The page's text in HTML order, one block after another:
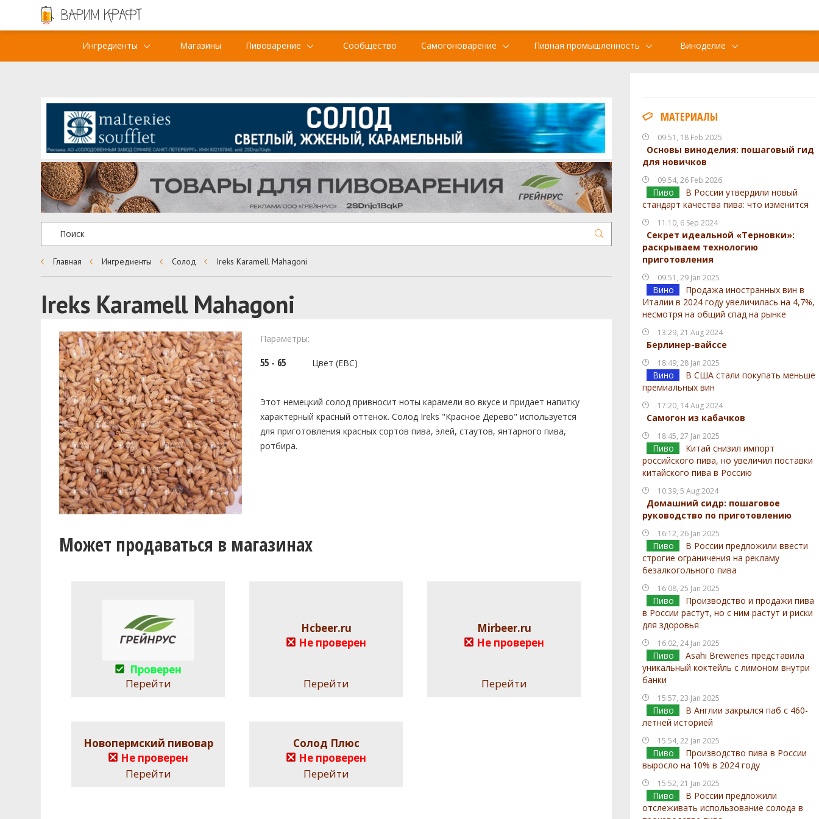
Ингредиенты Магазины Пивоварение Сообщество Самогоноварение Пивная промышленность Виноделие
МАТЕРИАЛЫ
09:51, 18 Feb 2025
Основы виноделия: пошаговый гид
для новичков
09:54, 26 Feb 2026
Пиво
В России утвердили новый
стандарт качества пива: что изменится
11:10, 6 Sep 2024
Секрет идеальной «Терновки»:
раскрываем технологию
приготовления
09:51, 29 Jan 2025
Вино
Продажа иностранных вин в
Италии в 2024 году увеличилась на 4,7%,
несмотря на общий спад на рынке
13:29, 21 Aug 2024
Берлинер-вайссе
18:49, 28 Jan 2025
Вино
В США стали покупать меньше
премиальных вин
17:20, 14 Aug 2024
Самогон из кабачков
18:45, 27 Jan 2025
Пиво
Китай снизил импорт
российского пива, но увеличил поставки
китайского пива в Россию
10:39, 5 Aug 2024
Домашний сидр: пошаговое
руководство по приготовлению
16:12, 26 Jan 2025
Пиво
В России предложили ввести
строгие ограничения на рекламу
безалкогольного пива
16:08, 25 Jan 2025
Пиво
Производство и продажи пива
в России растут, но с ним растут и риски
для здоровья
16:02, 24 Jan 2025
Пиво
Asahi Breweries представила
уникальный коктейль с лимоном внутри
банки
15:57, 23 Jan 2025
Пиво
В Англии закрылся паб с 460-
летней историей
15:54, 22 Jan 2025
Пиво
Производство пива в России
выросло на 10% в 2024 году
15:52, 21 Jan 2025
Пиво
В России предложили
отслеживать использование солода в
Главная Ингредиенты Солод Ireks Karamell Mahagoni
Ireks Karamell Mahagoni
Параметры:
55 - 65 Цвет (EBC)
Этот немецкий солод привносит ноты карамели во вкусе и придает напитку
характерный красный оттенок. Солод Ireks "Красное Дерево" используется
для приготовления красных сортов пива, элей, стаутов, янтарного пива,
ротбира.
Может продаваться в магазинах
Проверен
Перейти
Hcbeer.ru
Не проверен
Перейти
Mirbeer.ru
Не проверен
Перейти
Новопермский пивовар
Не проверен
Перейти
Солод Плюс
Не проверен
Перейти